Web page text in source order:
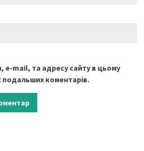
e-mail, та адресу сайту в цьому
подальших коментарів.